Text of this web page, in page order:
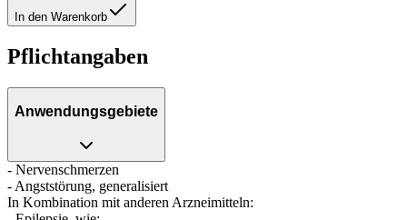
In den Warenkorb
Pflichtangaben
Anwendungsgebiete
- Nervenschmerzen
- Angststörung, generalisiert
In Kombination mit anderen Arzneimitteln: